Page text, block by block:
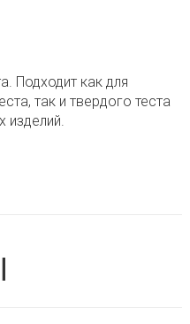
Подходит как для
так и твердого теста
изделий.